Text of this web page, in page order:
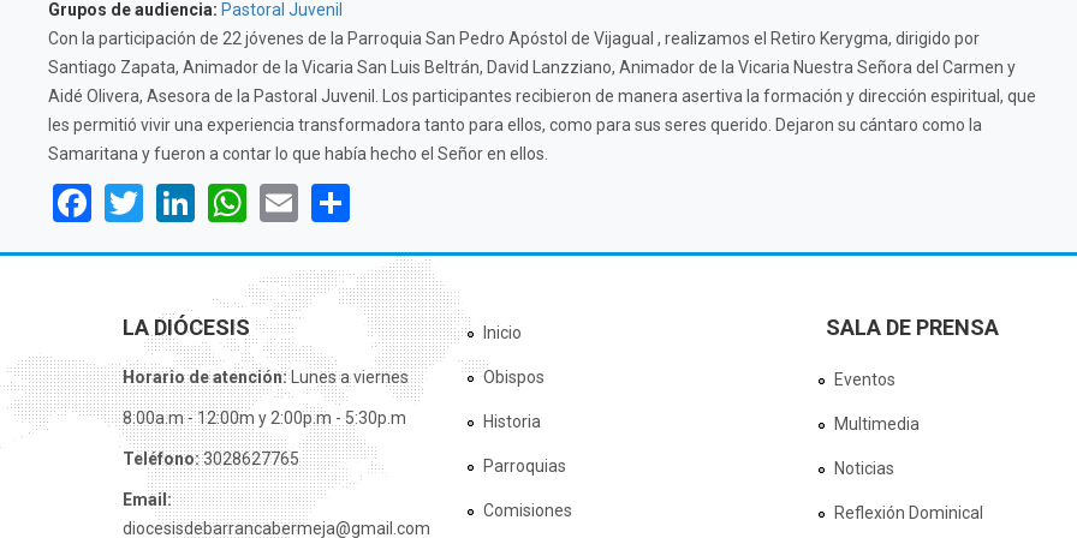
Grupos de audiencia: Pastoral Juvenil
Con la participación de 22 jóvenes de la Parroquia San Pedro Apóstol de Vijagual , realizamos el Retiro Kerygma, dirigido por
Santiago Zapata, Animador de la Vicaria San Luis Beltrán, David Lanzziano, Animador de la Vicaria Nuestra Señora del Carmen y
Aidé Olivera, Asesora de la Pastoral Juvenil. Los participantes recibieron de manera asertiva la formación y dirección espiritual, que
les permitió vivir una experiencia transformadora tanto para ellos, como para sus seres querido. Dejaron su cántaro como la
Samaritana y fueron a contar lo que había hecho el Señor en ellos.
Facebook
TwitterLinkedIn
WhatsApp
Email
LA DIÓCESIS
Horario de atención:Lunes a viernes
8:00a.m - 12:00m y 2:00p.m - 5:30p.m
Teléfono:3028627765
Email:
diocesisdebarrancabermeja@gmail.com
Inicio
Obispos
Historia
Parroquias
Comisiones
SALA DE PRENSA
Eventos
Multimedia
Noticias
Reflexión Dominical